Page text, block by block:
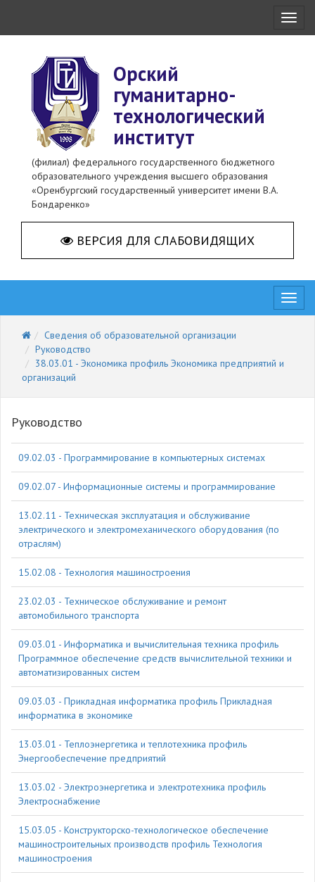
Орский
гуманитарно-
технологический
институт
(филиал) федерального государственного бюджетного
образовательного учреждения высшего образования
«Оренбургский государственный университет имени В.А.
Бондаренко»
ВЕРСИЯ ДЛЯ СЛАБОВИДЯЩИХ
Сведения об образовательной организации
Руководство
38.03.01 - Экономика профиль Экономика предприятий и
организаций
Руководство
09.02.03 - Программирование в компьютерных системах
09.02.07 - Информационные системы и программирование
13.02.11 - Техническая эксплуатация и обслуживание
электрического и электромеханического оборудования (по
отраслям)
15.02.08 - Технология машиностроения
23.02.03 - Техническое обслуживание и ремонт
автомобильного транспорта
09.03.01 - Информатика и вычислительная техника профиль
Программное обеспечение средств вычислительной техники и
автоматизированных систем
09.03.03 - Прикладная информатика профиль Прикладная
информатика в экономике
13.03.01 - Теплоэнергетика и теплотехника профиль
Энергообеспечение предприятий
13.03.02 - Электроэнергетика и электротехника профиль
Электроснабжение
15.03.05 - Конструкторско-технологическое обеспечение
машиностроительных производств профиль Технология
машиностроения